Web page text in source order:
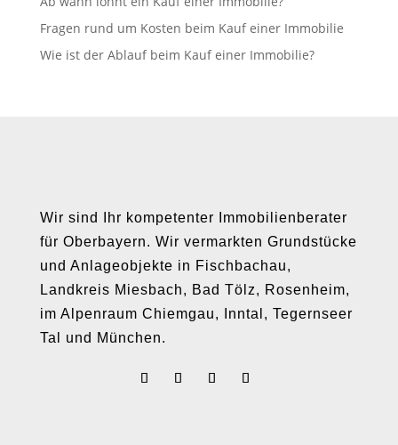
Fragen rund um Kosten beim Kauf einer Immobilie
Wie ist der Ablauf beim Kauf einer Immobilie?
Wir sind Ihr kompetenter Immobilienberater
für Oberbayern. Wir vermarkten Grundstücke
und Anlageobjekte in Fischbachau,
Landkreis Miesbach, Bad Tölz, Rosenheim,
im Alpenraum Chiemgau, Inntal, Tegernseer
Tal und München.